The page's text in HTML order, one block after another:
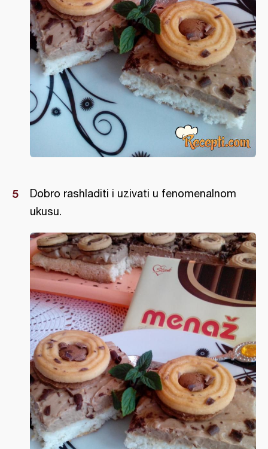
Dobro rashladiti i uzivati u fenomenalnom
ukusu.